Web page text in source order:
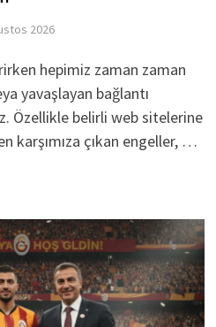
2026
hepimiz zaman zaman
yavaşlayan bağlantı
Özellikle belirli web sitelerine
karşımıza çıkan engeller, …